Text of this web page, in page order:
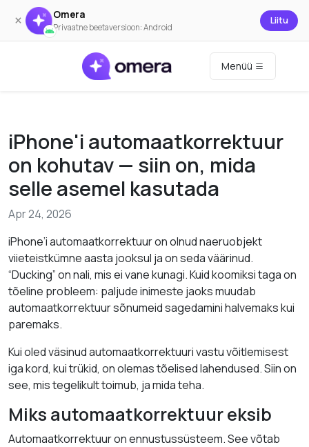
× Omera
Privaatne beetaversioon: Android
Liitu
Menüü
iPhone'i automaatkorrektuur
on kohutav — siin on, mida
selle asemel kasutada
Apr 24, 2026
iPhone’i automaatkorrektuur on olnud naeruobjekt
viieteistkümne aasta jooksul ja on seda väärinud.
“Ducking” on nali, mis ei vane kunagi. Kuid koomiksi taga on
tõeline probleem: paljude inimeste jaoks muudab
automaatkorrektuur sõnumeid sagedamini halvemaks kui
paremaks.
Kui oled väsinud automaatkorrektuuri vastu võitlemisest
iga kord, kui trükid, on olemas tõelised lahendused. Siin on
see, mis tegelikult toimub, ja mida teha.
Miks automaatkorrektuur eksib
Automaatkorrektuur on ennustussüsteem. See võtab